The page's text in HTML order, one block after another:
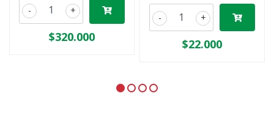
+
-
$320.000
+
-
$22.000